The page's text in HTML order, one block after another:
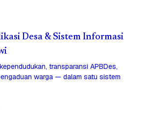
Desa & Sistem Informasi
transparansi APBDes,
warga — dalam satu sistem